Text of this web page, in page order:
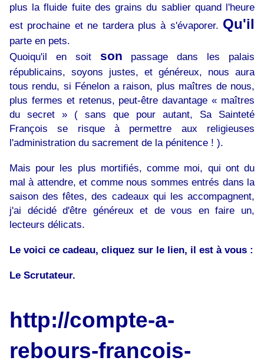
plus la fluide fuite des grains du sablier quand l'heure
est prochaine et ne tardera plus à s'évaporer. Qu'il
parte en pets.
Quoiqu'il en soit son passage dans les palais
républicains, soyons justes, et généreux, nous aura
tous rendu, si Fénelon a raison, plus maîtres de nous,
plus fermes et retenus, peut-être davantage « maîtres
du secret » ( sans que pour autant, Sa Sainteté
François se risque à permettre aux religieuses
l'administration du sacrement de la pénitence ! ).
Mais pour les plus mortifiés, comme moi, qui ont du
mal à attendre, et comme nous sommes entrés dans la
saison des fêtes, des cadeaux qui les accompagnent,
j'ai décidé d'être généreux et de vous en faire un,
lecteurs délicats.
Le voici ce cadeau, cliquez sur le lien, il est à vous :
Le Scrutateur.
http://compte-a-
rebours-francois-